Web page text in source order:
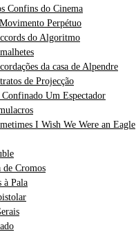
Confins do Cinema
Perpétuo
do Algoritmo
da casa de Alpendre
de Projecção
Confinado Um Espectador
I Wish We Were an Eagle
de Cromos
à Pala